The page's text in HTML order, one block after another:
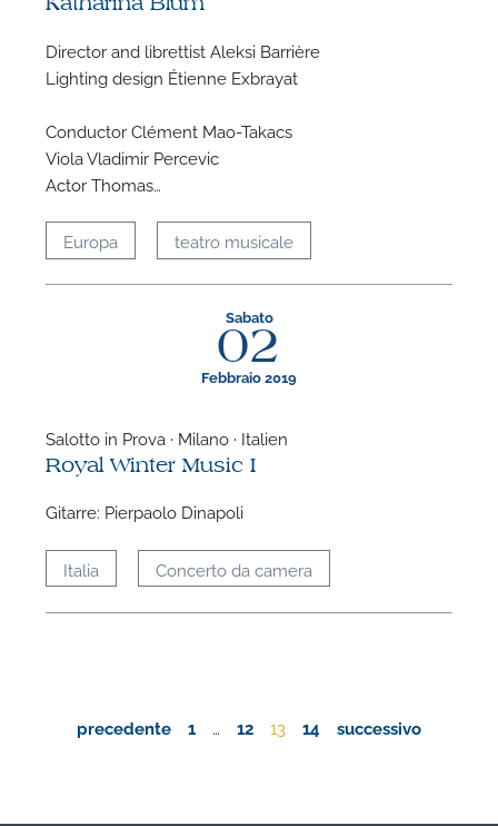
Director and librettist Aleksi Barrière
Lighting design Étienne Exbrayat
Conductor Clément Mao-Takacs
Viola Vladimir Percevic
Actor Thomas…
Europa teatro musicale
Sabato
02
Febbraio 2019
Salotto in Prova · Milano · Italien
Royal Winter Music I
Gitarre: Pierpaolo Dinapoli
Italia Concerto da camera
precedente 1 12 13 14 successivo